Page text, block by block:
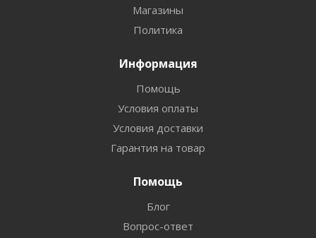
Магазины
Политика
Информация
Помощь
Условия оплаты
Условия доставки
Гарантия на товар
Помощь
Блог
Вопрос-ответ